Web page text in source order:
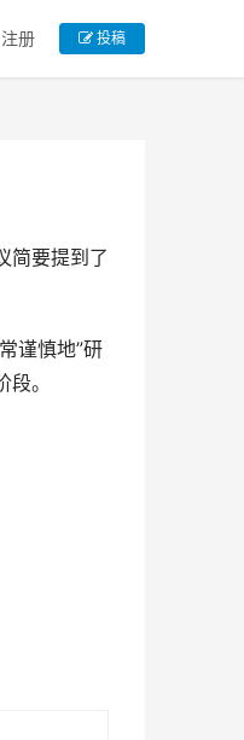
注册 投稿
简要提到了
谨慎地”研
。